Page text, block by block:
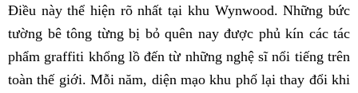
Điều này thể hiện rõ nhất tại khu Wynwood. Những bức
tường bê tông từng bị bỏ quên nay được phủ kín các tác
phẩm graffiti khổng lồ đến từ những nghệ sĩ nổi tiếng trên
toàn thế giới. Mỗi năm, diện mạo khu phố lại thay đổi khi